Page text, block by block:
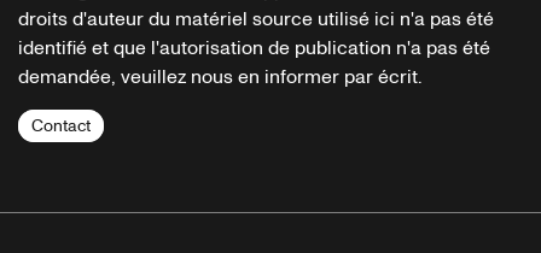
droits d'auteur du matériel source utilisé ici n'a pas été
identifié et que l'autorisation de publication n'a pas été
demandée, veuillez nous en informer par écrit.
Contact